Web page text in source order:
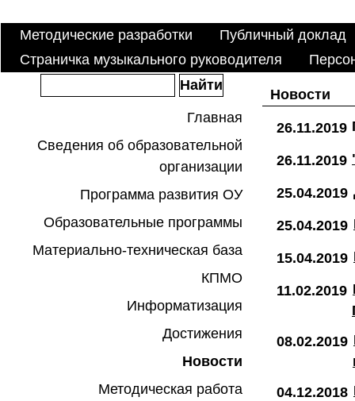
Методические разработки
Публичный доклад
Страничка музыкального руководителя
Главная
Сведения об образовательной
организации
Программа развития ОУ
Образовательные программы
Материально-техническая база
КПМО
Информатизация
Достижения
Новости
Методическая работа
Новости
26.11.2019
26.11.2019
25.04.2019
25.04.2019
15.04.2019
11.02.2019
08.02.2019
04.12.2018